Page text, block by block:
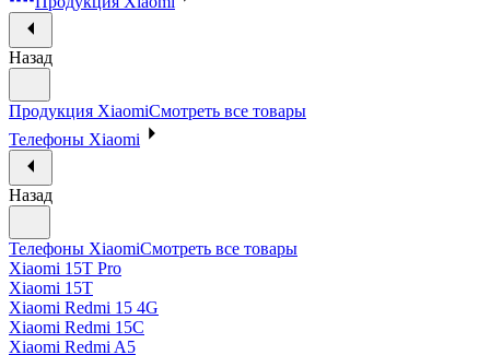
Назад
Продукция XiaomiСмотреть все товары
Телефоны Xiaomi
Назад
Телефоны XiaomiСмотреть все товары
Xiaomi 15T Pro
Xiaomi 15T
Xiaomi Redmi 15 4G
Xiaomi Redmi 15C
Xiaomi Redmi A5